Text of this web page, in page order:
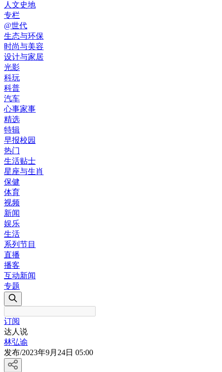
人文史地
专栏
@世代
生态与环保
时尚与美容
设计与家居
光影
科玩
科普
汽车
心事家事
精选
特辑
早报校园
热门
生活贴士
星座与生肖
保健
体育
视频
新闻
娱乐
生活
系列节目
直播
播客
互动新闻
专题
订阅
达人说
林弘谕
发布/2023年9月24日 05:00